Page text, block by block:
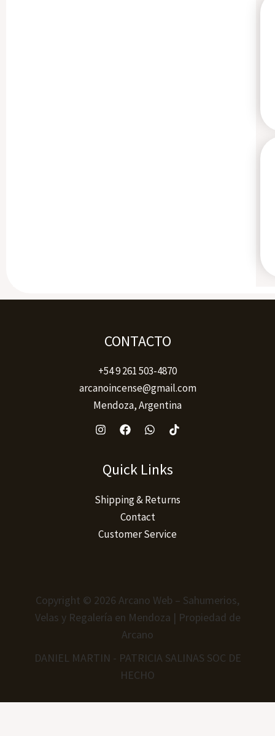
CONTACTO
+54 9 261 503-4870
arcanoincense@gmail.com
Mendoza, Argentina
Quick Links
Shipping & Returns
Contact
Customer Service
Copyright © 2026 Arcano Web – Sahumerios,
Velas y Regalería en Mendoza | Propiedad de
Arcano
DANIEL MARTIN - PATRICIA SALINAS SOC DE
HECHO